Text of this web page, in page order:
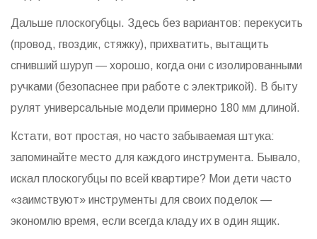
Дальше плоскогубцы. Здесь без вариантов: перекусить
(провод, гвоздик, стяжку), прихватить, вытащить
сгнивший шуруп — хорошо, когда они с изолированными
ручками (безопаснее при работе с электрикой). В быту
рулят универсальные модели примерно 180 мм длиной.
Кстати, вот простая, но часто забываемая штука:
запоминайте место для каждого инструмента. Бывало,
искал плоскогубцы по всей квартире? Мои дети часто
«заимствуют» инструменты для своих поделок —
экономлю время, если всегда кладу их в один ящик.